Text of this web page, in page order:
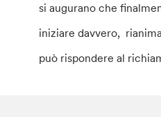
si augurano che
iniziare davvero,
può rispondere al